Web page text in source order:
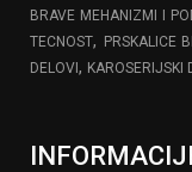
BRAVE MEHANIZMI I
TECNOST, PRSKALICE
DELOVI , KAROSERIJSKI